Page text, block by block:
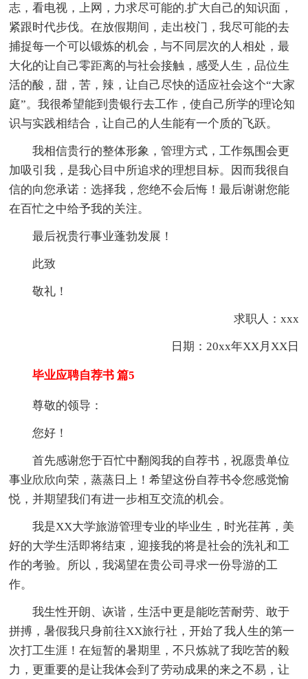
志，看电视，上网，力求尽可能的.扩大自己的知识面，
紧跟时代步伐。在放假期间，走出校门，我尽可能的去
捕捉每一个可以锻炼的机会，与不同层次的人相处，最
大化的让自己零距离的与社会接触，感受人生，品位生
活的酸，甜，苦，辣，让自己尽快的适应社会这个“大家
庭”。我很希望能到贵银行去工作，使自己所学的理论知
识与实践相结合，让自己的人生能有一个质的飞跃。
我相信贵行的整体形象，管理方式，工作氛围会更
加吸引我，是我心目中所追求的理想目标。因而我很自
信的向您承诺：选择我，您绝不会后悔！最后谢谢您能
在百忙之中给予我的关注。
最后祝贵行事业蓬勃发展！
此致
敬礼！
求职人：xxx
日期：20xx年XX月XX日
毕业应聘自荐书 篇5
尊敬的领导：
您好！
首先感谢您于百忙中翻阅我的自荐书，祝愿贵单位
事业欣欣向荣，蒸蒸日上！希望这份自荐书令您感觉愉
悦，并期望我们有进一步相互交流的机会。
我是XX大学旅游管理专业的毕业生，时光荏苒，美
好的大学生活即将结束，迎接我的将是社会的洗礼和工
作的考验。所以，我渴望在贵公司寻求一份导游的工
作。
我生性开朗、诙谐，生活中更是能吃苦耐劳、敢于
拼搏，暑假我只身前往XX旅行社，开始了我人生的第一
次打工生涯！在短暂的暑期里，不只炼就了我吃苦的毅
力，更重要的是让我体会到了劳动成果的来之不易，让